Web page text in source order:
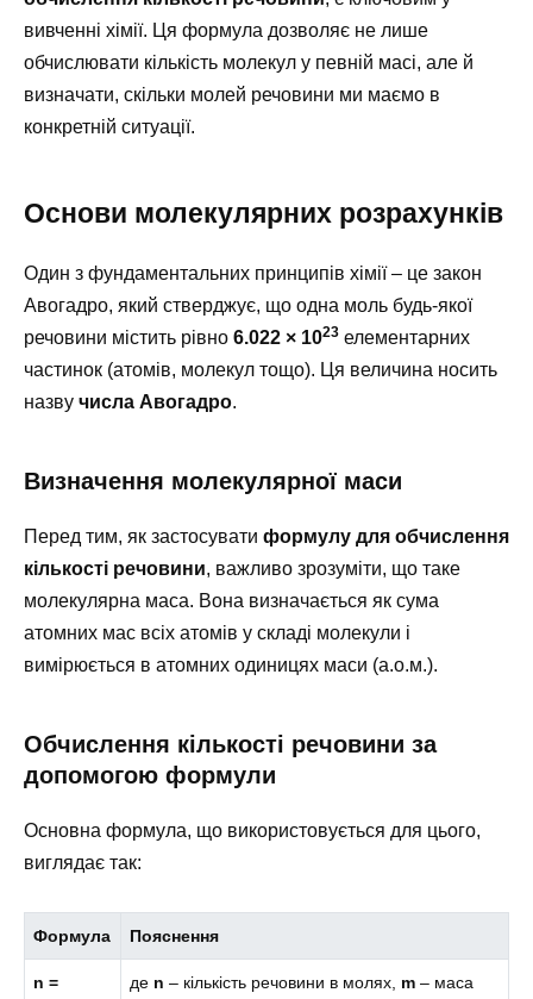
вивченні хімії. Ця формула дозволяє не лише
обчислювати кількість молекул у певній масі, але й
визначати, скільки молей речовини ми маємо в
конкретній ситуації.
Основи молекулярних розрахунків
Один з фундаментальних принципів хімії – це закон
Авогадро, який стверджує, що одна моль будь-якої
речовини містить рівно 6.022 × 1023 елементарних
частинок (атомів, молекул тощо). Ця величина носить
назву числа Авогадро.
Визначення молекулярної маси
Перед тим, як застосувати формулу для обчислення
кількості речовини, важливо зрозуміти, що таке
молекулярна маса. Вона визначається як сума
атомних мас всіх атомів у складі молекули і
вимірюється в атомних одиницях маси (а.о.м.).
Обчислення кількості речовини за
допомогою формули
Основна формула, що використовується для цього,
виглядає так:
Формула Пояснення
n =
де n – кількість речовини в молях, m – маса